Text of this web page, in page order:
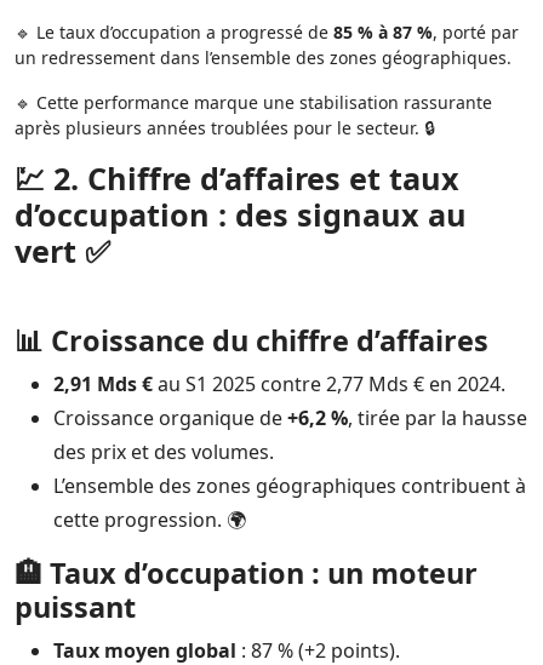
🔹 Le taux d’occupation a progressé de 85 % à 87 %, porté par
un redressement dans l’ensemble des zones géographiques.
🔹 Cette performance marque une stabilisation rassurante
après plusieurs années troublées pour le secteur. 🔒
💹 2. Chiffre d’affaires et taux
d’occupation : des signaux au
vert ✅
📊 Croissance du chiffre d’affaires
2,91 Mds €au S1 2025 contre 2,77 Mds € en 2024.
Croissance organique de+6,2 %, tirée par la hausse
des prix et des volumes.
L’ensemble des zones géographiques contribuent à
cette progression. 🌍
🏨 Taux d’occupation : un moteur
puissant
Taux moyen global : 87 % (+2 points).